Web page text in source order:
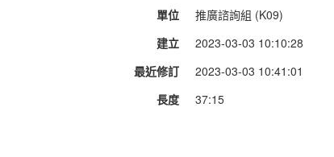
單位
推廣諮詢組 (K09)
建立
2023-03-03 10:10:28
最近修訂
2023-03-03 10:41:01
長度
37:15